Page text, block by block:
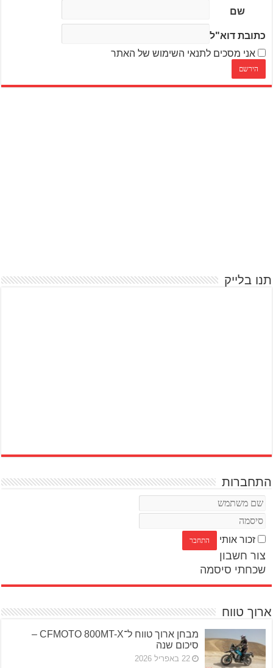
שם
כתובת דוא"ל
אני מסכים לתנאי השימוש של האתר
תנו בלייק
התחברות
זכור אותי
צור חשבון
שכחתי סיסמה
ארוך טווח
מבחן ארוך טווח ל־CFMOTO 800MT-X –
סיכום שנה
22 באפריל 2026